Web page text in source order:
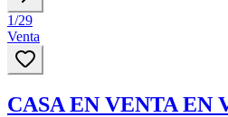
1/29
Venta
CASA EN VENTA EN